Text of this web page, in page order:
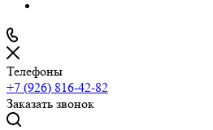
Телефоны
+7 (926) 816-42-82
Заказать звонок